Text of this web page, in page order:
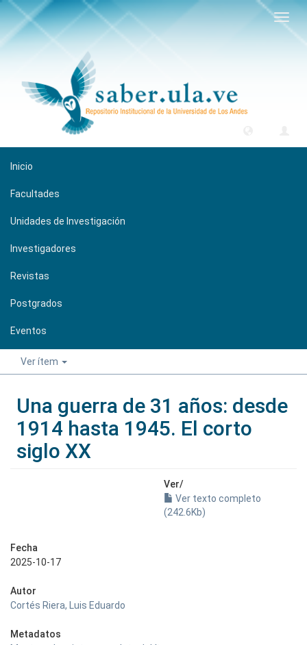
Inicio
Facultades
Unidades de Investigación
Investigadores
Revistas
Postgrados
Eventos
Ver ítem
Una guerra de 31 años: desde
1914 hasta 1945. El corto
siglo XX
Ver/
Ver texto completo
(242.6Kb)
Fecha
2025-10-17
Autor
Cortés Riera, Luis Eduardo
Metadatos